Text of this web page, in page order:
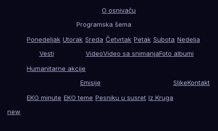
O osnivaču
Programska šema
Ponedeljak Utorak Sreda Četvrtak Petak Subota Nedelja
Vesti
Humanitarne akcije
VideoVideo sa snimanjaFoto albumi
Emisije
EKO minute EKO teme Pesniku u susret Iz Kruga
SlikeKontakt
new